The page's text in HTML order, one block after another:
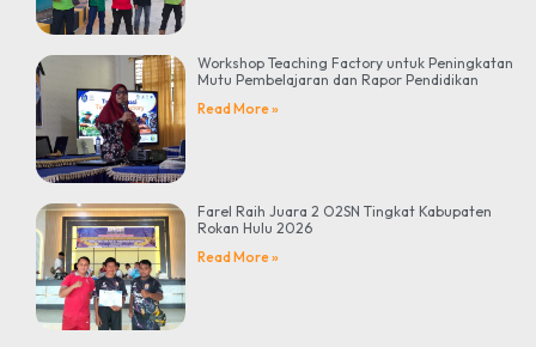
Workshop Teaching Factory untuk Peningkatan
Mutu Pembelajaran dan Rapor Pendidikan
Read More »
Farel Raih Juara 2 O2SN Tingkat Kabupaten
Rokan Hulu 2026
Read More »